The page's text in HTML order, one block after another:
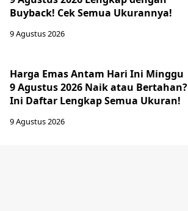
Buyback! Cek Semua Ukurannya!
9 Agustus 2026
Harga Emas Antam Hari Ini Minggu
9 Agustus 2026 Naik atau Bertahan?
Ini Daftar Lengkap Semua Ukuran!
9 Agustus 2026